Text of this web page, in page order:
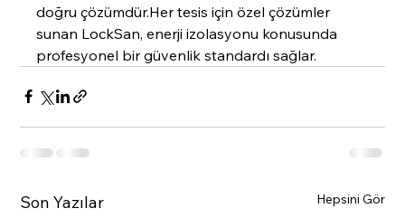
doğru çözümdür.Her tesis için özel çözümler
sunan LockSan, enerji izolasyonu konusunda
profesyonel bir güvenlik standardı sağlar.
Son Yazılar Hepsini Gör